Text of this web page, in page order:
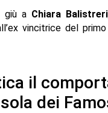
giù a Chiara Balistreri
vincitrice del primo
il
dei